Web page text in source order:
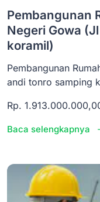
Pembangunan
Negeri Gowa
koramil)
Pembangunan
andi tonro samping
Rp.
Baca selengkapnya